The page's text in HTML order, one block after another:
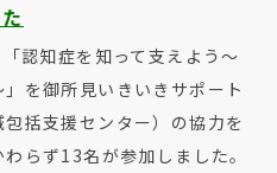
認知症を知って支えよう～
を御所見いきいきサポート
括支援センター）の協力を
らず13名が参加しました。